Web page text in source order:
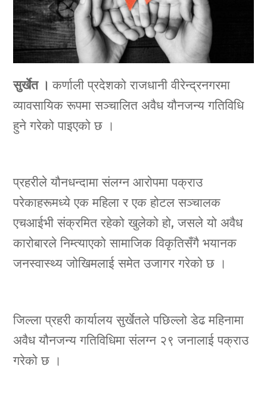
सुर्खेत ।कर्णाली प्रदेशको राजधानी वीरेन्द्रनगरमा
व्यावसायिक रूपमा सञ्चालित अवैध यौनजन्य गतिविधि
हुने गरेको पाइएको छ ।
प्रहरीले यौनधन्दामा संलग्न आरोपमा पक्राउ
परेकाहरूमध्ये एक महिला र एक होटल सञ्चालक
एचआईभी संक्रमित रहेको खुलेको हो, जसले यो अवैध
कारोबारले निम्त्याएको सामाजिक विकृतिसँगै भयानक
जनस्वास्थ्य जोखिमलाई समेत उजागर गरेको छ ।
जिल्ला प्रहरी कार्यालय सुर्खेतले पछिल्लो डेढ महिनामा
अवैध यौनजन्य गतिविधिमा संलग्न २९ जनालाई पक्राउ
गरेको छ ।